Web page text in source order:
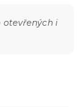
otevřených i